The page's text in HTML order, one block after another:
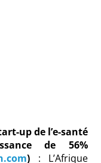
up de l’e-santé
de 56%
) : L’Afrique